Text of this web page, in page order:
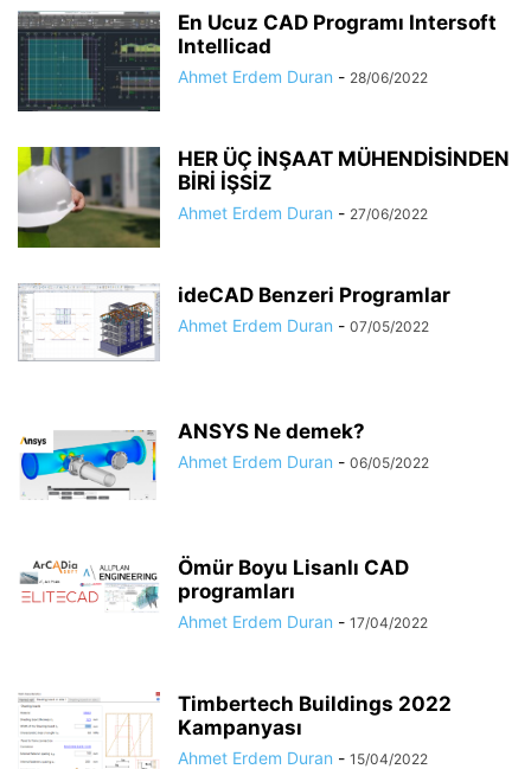
En Ucuz CAD Programı Intersoft
Intellicad
Ahmet Erdem Duran - 28/06/2022
HER ÜÇ İNŞAAT MÜHENDİSİNDEN
BİRİ İŞSİZ
Ahmet Erdem Duran - 27/06/2022
ideCAD Benzeri Programlar
Ahmet Erdem Duran - 07/05/2022
ANSYS Ne demek?
Ahmet Erdem Duran - 06/05/2022
Ömür Boyu Lisanlı CAD
programları
Ahmet Erdem Duran - 17/04/2022
Timbertech Buildings 2022
Kampanyası
Ahmet Erdem Duran - 15/04/2022